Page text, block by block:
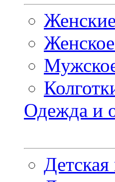
Одежда и